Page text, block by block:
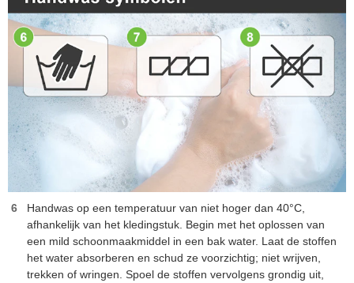
Handwas op een temperatuur van niet hoger dan 40°C,
afhankelijk van het kledingstuk. Begin met het oplossen van
een mild schoonmaakmiddel in een bak water. Laat de stoffen
het water absorberen en schud ze voorzichtig; niet wrijven,
trekken of wringen. Spoel de stoffen vervolgens grondig uit,